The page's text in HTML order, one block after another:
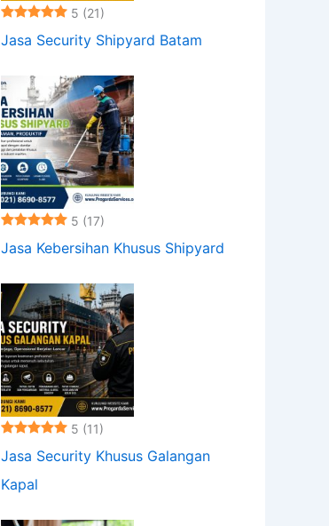
5 (21)
Jasa Security Shipyard Batam
5 (17)
Jasa Kebersihan Khusus Shipyard
5 (11)
Jasa Security Khusus Galangan
Kapal